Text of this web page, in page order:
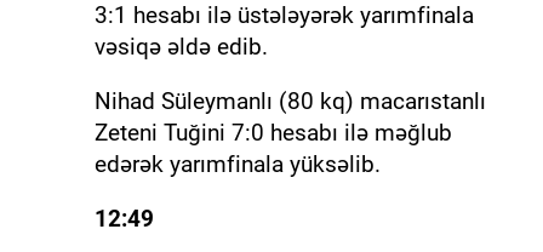
3:1 hesabı ilə üstələyərək yarımfinala
vəsiqə əldə edib.
Nihad Süleymanlı (80 kq) macarıstanlı
Zeteni Tuğini 7:0 hesabı ilə məğlub
edərək yarımfinala yüksəlib.
12:49